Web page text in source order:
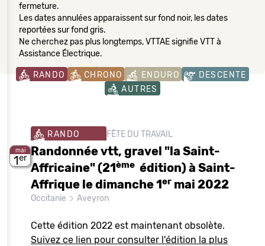
fermeture.
Les dates annulées apparaissent sur fond noir, les dates
reportées sur fond gris.
Ne cherchez pas plus longtemps, VTTAE signifie VTT à
Assistance Électrique.
RANDO CHRONO ENDURO
DESCENTE
AUTRES
mai
1er
RANDO FÊTE DU TRAVAIL
Randonnée vtt, gravel "la Saint-
Affricaine" (21ème édition) à Saint-
Affrique le dimanche 1er mai 2022
Occitanie Aveyron
Cette édition 2022 est maintenant obsolète.
Suivez ce lien pour consulter l'édition la plus